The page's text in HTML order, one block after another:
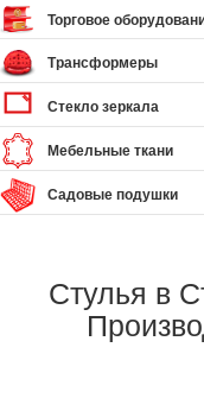
Торговое
Трансформеры
Стекло зеркала
Мебельные ткани
Садовые подушки
Стулья в